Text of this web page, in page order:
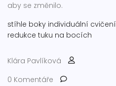
aby se změnilo.
stíhle boky individuální cvičení
redukce tuku na bocích
Klára Pavlíková
0 Komentáře